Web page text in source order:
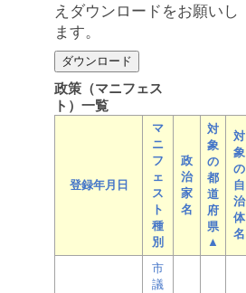
えダウンロードをお願いし
ます。
政策（マニフェス
ト）一覧
登録年月日
マ
ニ
フ
ェ
ス
ト
種
別
政
治
家
名
対
象
の
都
道
府
県
▲
対
象
の
自
治
体
名
市
議